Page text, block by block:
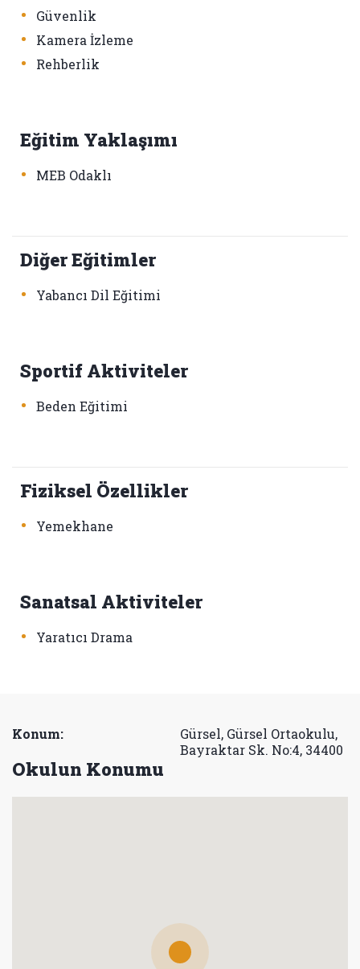
• Güvenlik
• Kamera İzleme
• Rehberlik
Eğitim Yaklaşımı
• MEB Odaklı
Diğer Eğitimler
• Yabancı Dil Eğitimi
Sportif Aktiviteler
• Beden Eğitimi
Fiziksel Özellikler
• Yemekhane
Sanatsal Aktiviteler
• Yaratıcı Drama
Konum:
Gürsel, Gürsel Ortaokulu,
Bayraktar Sk. No:4, 34400
Okulun Konumu